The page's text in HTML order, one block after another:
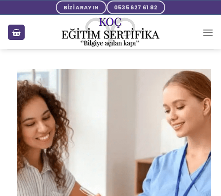
BİZİ ARAYIN 0535 627 61 82